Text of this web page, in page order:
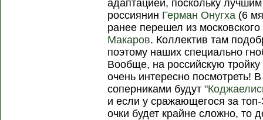
адаптацией, поскольку
россиянин Герман Онугха (6
ранее перешел из
Макаров. Коллектив там
поэтому наших специально
Вообще, на российскую
очень интересно посмотреть!
соперниками будут
и если у сражающегося за
очки будет крайне сложно, то